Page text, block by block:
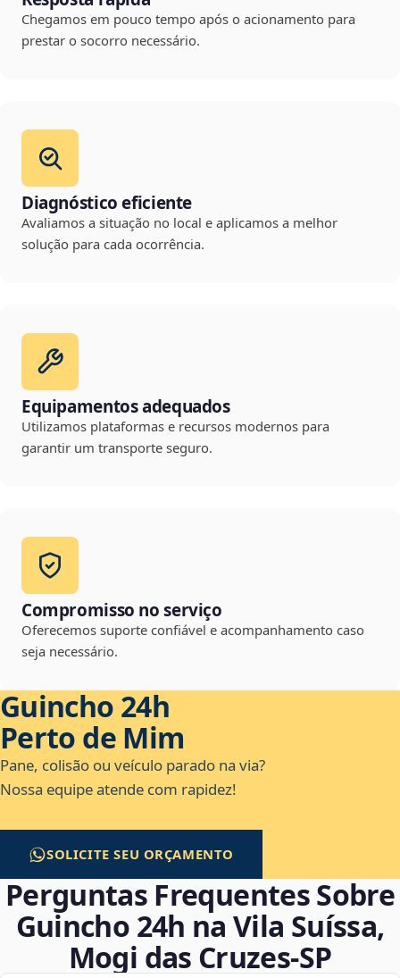
Chegamos em pouco tempo após o acionamento para
prestar o socorro necessário.
Diagnóstico eficiente
Avaliamos a situação no local e aplicamos a melhor
solução para cada ocorrência.
Equipamentos adequados
Utilizamos plataformas e recursos modernos para
garantir um transporte seguro.
Compromisso no serviço
Oferecemos suporte confiável e acompanhamento caso
seja necessário.
Guincho 24h
Perto de Mim
Pane, colisão ou veículo parado na via?
Nossa equipe atende com rapidez!
SOLICITE SEU ORÇAMENTO
Perguntas Frequentes Sobre
Guincho 24h na Vila Suíssa,
Mogi das Cruzes‑SP